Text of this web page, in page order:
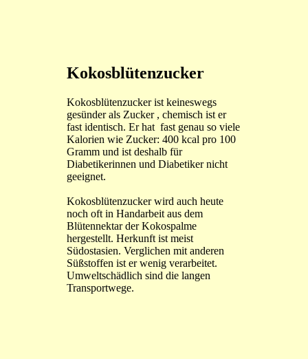
Kokosblütenzucker
Kokosblütenzucker ist keineswegs
gesünder als Zucker , chemisch ist er
fast identisch. Er hat fast genau so viele
Kalorien wie Zucker: 400 kcal pro 100
Gramm und ist deshalb für
Diabetikerinnen und Diabetiker nicht
geeignet.
Kokosblütenzucker wird auch heute
noch oft in Handarbeit aus dem
Blütennektar der Kokospalme
hergestellt. Herkunft ist meist
Südostasien. Verglichen mit anderen
Süßstoffen ist er wenig verarbeitet.
Umweltschädlich sind die langen
Transportwege.